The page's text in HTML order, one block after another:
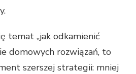
temat „jak odkamienić
domowych rozwiązań, to
szerszej strategii: mniej